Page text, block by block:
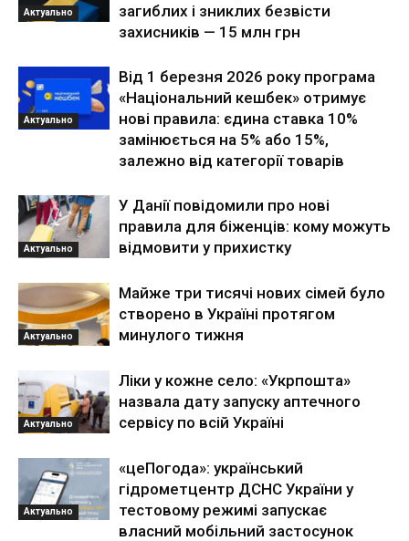
Актуально
загиблих і зниклих безвісти
захисників — 15 млн грн
Актуально
Від 1 березня 2026 року програма
«Національний кешбек» отримує
нові правила: єдина ставка 10%
замінюється на 5% або 15%,
залежно від категорії товарів
Актуально
У Данії повідомили про нові
правила для біженців: кому можуть
відмовити у прихистку
Актуально
Майже три тисячі нових сімей було
створено в Україні протягом
минулого тижня
Актуально
Ліки у кожне село: «Укрпошта»
назвала дату запуску аптечного
сервісу по всій Україні
Актуально
«цеПогода»: український
гідрометцентр ДСНС України у
тестовому режимі запускає
власний мобільний застосунок